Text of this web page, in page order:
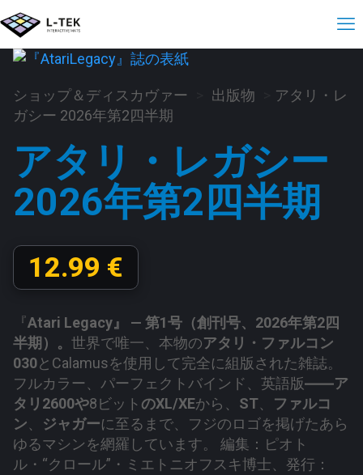
ショップ＆ディスカヴァー 出版物
アタリ・レ
ガシー 2026年第2四半期
アタリ・レガシー
2026年第2四半期
12.99 €
『Atari Legacy』 — 第1号（創刊号、2026年第2四
半期）。 世界で唯一、本物のアタリ・ファルコン
030とCalamusを使用して完全に組版された雑誌。
フルカラー、パーフェクトバインド、英語版――ア
タリ2600や8ビット のXL/XEから、 ST
ファルコ
ン
ジャガーに至るまで、フジのロゴを掲げたあら
ゆるマシンを網羅しています。 編集：ピオト
ル・“クロール”・ミエトニオフスキ博士、発行：